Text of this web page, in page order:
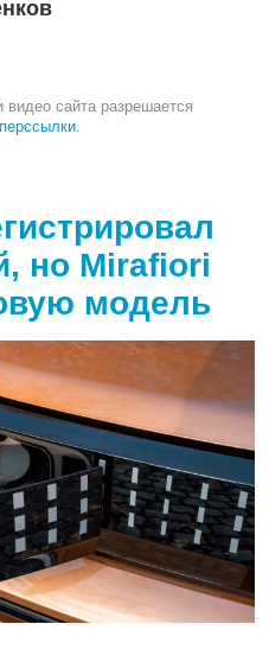
видео сайта разрешается
.
но Mirafiori
модель